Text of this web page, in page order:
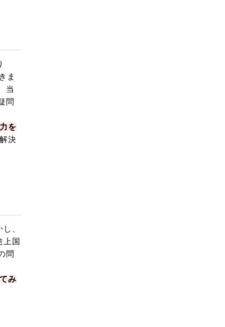
ま
当
問
を
決
、
上国
問
み